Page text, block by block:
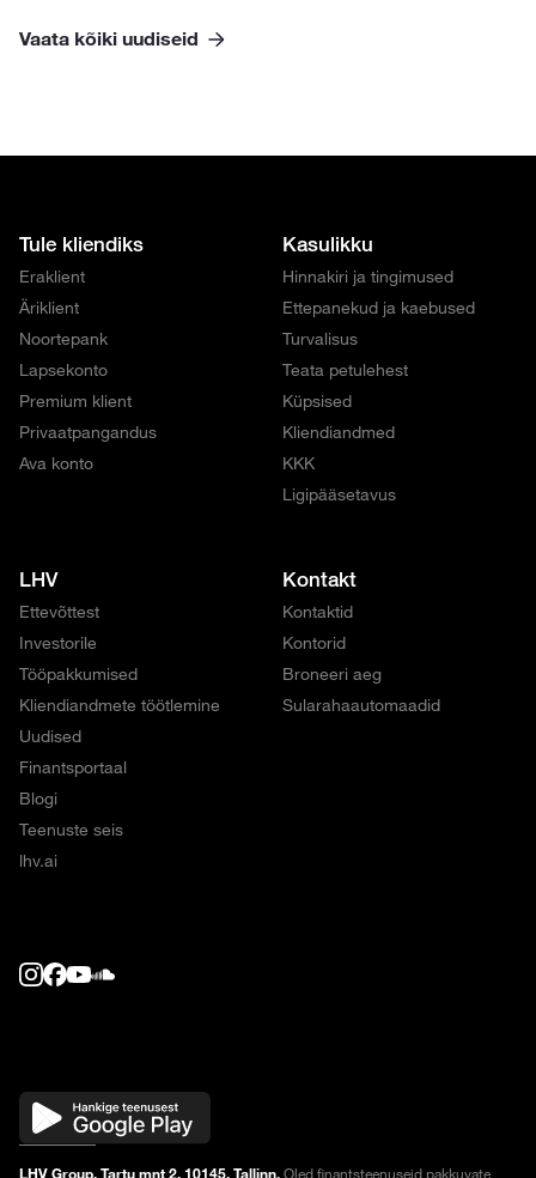
Vaata kõiki uudiseid
Tule kliendiks
Eraklient
Äriklient
Noortepank
Lapsekonto
Premium klient
Privaatpangandus
Ava konto
Kasulikku
Hinnakiri ja tingimused
Ettepanekud ja kaebused
Turvalisus
Teata petulehest
Küpsised
Kliendiandmed
KKK
Ligipääsetavus
LHV
Ettevõttest
Investorile
Tööpakkumised
Kliendiandmete töötlemine
Uudised
Finantsportaal
Blogi
Teenuste seis
lhv.ai
Kontakt
Kontaktid
Kontorid
Broneeri aeg
Sularahaautomaadid
LHV Group, Tartu mnt 2, 10145, Tallinn.Oled finantsteenuseid pakkuvate